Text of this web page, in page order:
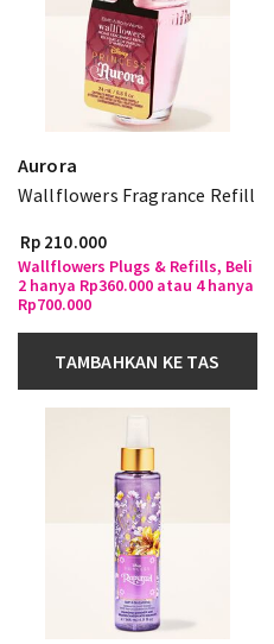
Aurora
Wallflowers Fragrance Refill
Rp 210.000
Wallflowers Plugs & Refills, Beli
2 hanya Rp360.000 atau 4 hanya
Rp700.000
TAMBAHKAN KE TAS